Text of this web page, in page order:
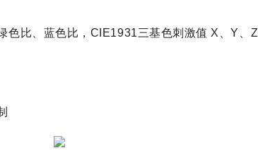
色比、蓝色比，CIE1931三基色刺激值 X、Y、Z